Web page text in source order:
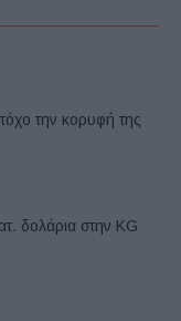
την κορυφή της
δολάρια στην KG